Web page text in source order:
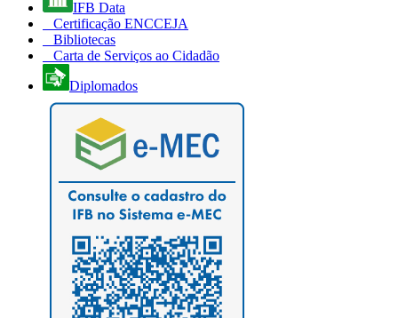
IFB Data
Certificação ENCCEJA
Bibliotecas
Carta de Serviços ao Cidadão
Diplomados